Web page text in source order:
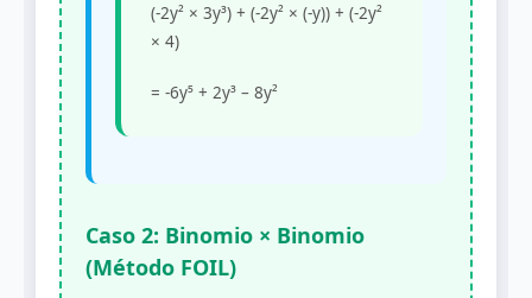
(-2y² × 3y³) + (-2y² × (-y)) + (-2y²
× 4)
= -6y⁵ + 2y³ – 8y²
Caso 2: Binomio × Binomio
(Método FOIL)